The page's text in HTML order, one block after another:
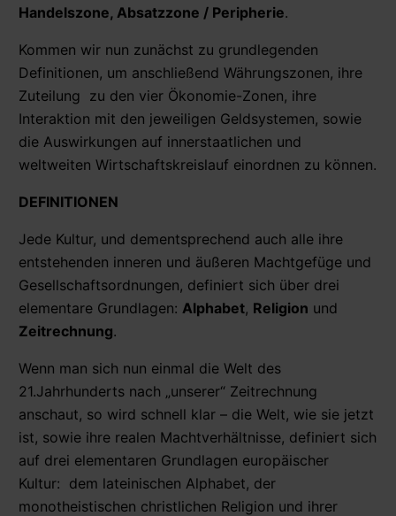
Handelszone, Absatzzone / Peripherie.
Kommen wir nun zunächst zu grundlegenden
Definitionen, um anschließend Währungszonen, ihre
Zuteilung zu den vier Ökonomie-Zonen, ihre
Interaktion mit den jeweiligen Geldsystemen, sowie
die Auswirkungen auf innerstaatlichen und
weltweiten Wirtschaftskreislauf einordnen zu können.
DEFINITIONEN
Jede Kultur, und dementsprechend auch alle ihre
entstehenden inneren und äußeren Machtgefüge und
Gesellschaftsordnungen, definiert sich über drei
elementare Grundlagen: Alphabet, Religion und
Zeitrechnung.
Wenn man sich nun einmal die Welt des
21.Jahrhunderts nach „unserer“ Zeitrechnung
anschaut, so wird schnell klar – die Welt, wie sie jetzt
ist, sowie ihre realen Machtverhältnisse, definiert sich
auf drei elementaren Grundlagen europäischer
Kultur: dem lateinischen Alphabet, der
monotheistischen christlichen Religion und ihrer